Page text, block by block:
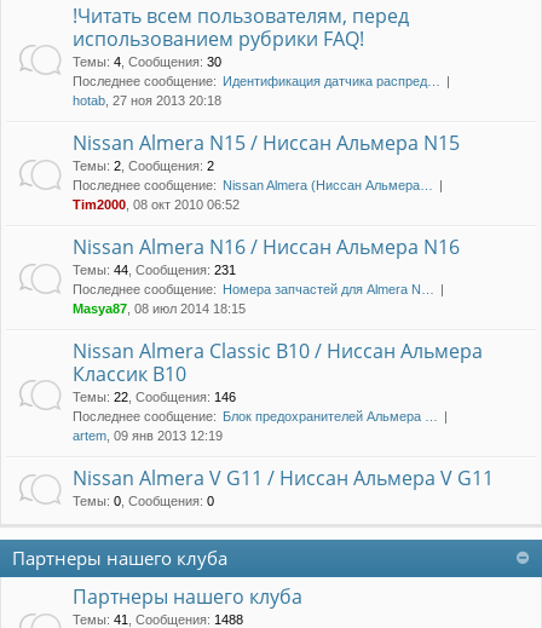
!Читать всем пользователям, перед
использованием рубрики FAQ!
Темы: 4 Сообщения: 30
Последнее сообщение: Идентификация датчика распред…
hotab , 27 ноя 2013 20:18
Nissan Almera N15 / Ниссан Альмера N15
Темы: 2 Сообщения: 2
Последнее сообщение: Nissan Almera (Ниссан Альмера…
Tim2000 , 08 окт 2010 06:52
Nissan Almera N16 / Ниссан Альмера N16
Темы: 44 Сообщения: 231
Последнее сообщение: Номера запчастей для Almera N…
Masya87 , 08 июл 2014 18:15
Nissan Almera Classic B10 / Ниссан Альмера
Классик B10
Темы: 22 Сообщения: 146
Последнее сообщение: Блок предохранителей Альмера …
artem , 09 янв 2013 12:19
Nissan Almera V G11 / Ниссан Альмера V G11
Темы: 0 Сообщения: 0
Партнеры нашего клуба
Партнеры нашего клуба
Темы: 41 Сообщения: 1488